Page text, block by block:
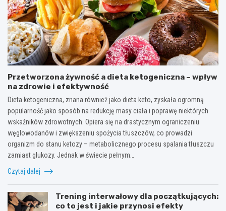
Przetworzona żywność a dieta ketogeniczna – wpływ
na zdrowie i efektywność
Dieta ketogeniczna, znana również jako dieta keto, zyskała ogromną
popularność jako sposób na redukcję masy ciała i poprawę niektórych
wskaźników zdrowotnych. Opiera się na drastycznym ograniczeniu
węglowodanów i zwiększeniu spożycia tłuszczów, co prowadzi
organizm do stanu ketozy – metabolicznego procesu spalania tłuszczu
zamiast glukozy. Jednak w świecie pełnym…
Czytaj dalej
Trening interwałowy dla początkujących:
co to jest i jakie przynosi efekty